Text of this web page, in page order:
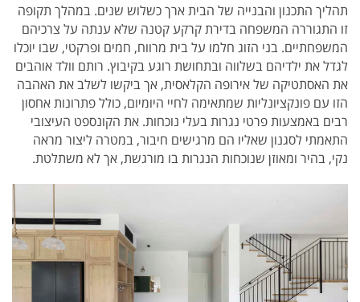
תהליך התכנון והבנייה של הבית ארך כשלוש שנים. במהלך תקופה
זו התגוררה המשפחה בדירת קרקע קטנה שלא ענתה על צרכיהם
המשפחתיים. בני הזוג חלמו על בית מרווח, חמים ופרקטי, שבו יוכלו
לגדל את ילדיהם בשלווה ובתחושת רוגע בקיבוץ. רותם וולד אוהבים
את האסתטיקה של אירופה הקלאסית, אך ביקשו לשלב את האהבה
הזו עם פונקציונליות שמתאימה לחיי היומיום, כולל פתרונות אחסון
רבים באמצעות פרטי נגרות בעלי נוכחות. את הקונספט העיצובי
התאמתי לסגנון שאליו הם מרגישים חיבור, במטרה ליצור מראה
נקי, בהיר ומאוזן שנוכחות הנגרות בו מורגשת, אך לא משתלטת.